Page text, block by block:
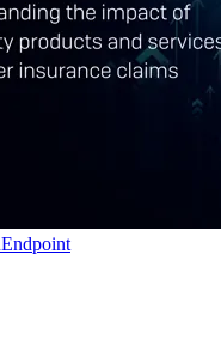
Endpoint